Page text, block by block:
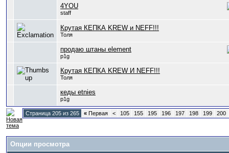
4YOU
staff
Крутая КЕПКА KREW и NEFF!!!
Толя
продаю штаны element
p1g
Крутая КЕПКА KREW И NEFF!!!
Толя
кеды etnies
p1g
Страница 205 из 265 « Первая < 105 155 195 196 197 198 199 200
Опции просмотра